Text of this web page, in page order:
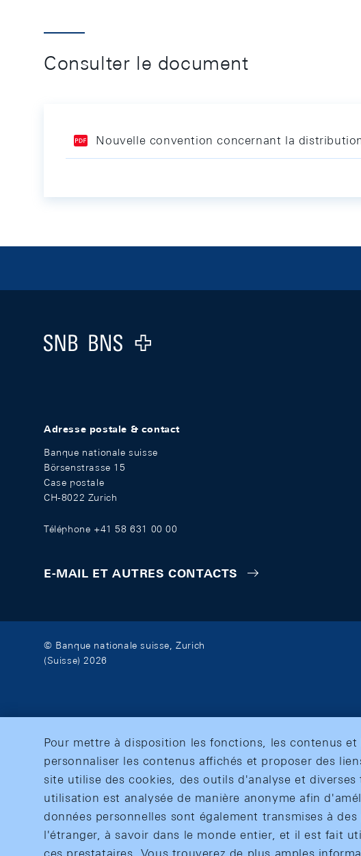
Consulter le document
Nouvelle convention concernant la
Logo
Adresse postale & contact
Banque nationale suisse
Börsenstrasse 15
Case postale
CH-8022 Zurich
Téléphone +41 58 631 00 00
E-MAIL ET AUTRES CONTACTS
© Banque nationale suisse, Zurich
(Suisse) 2026
Pour mettre à disposition les fonctions, les contenus et
personnaliser les contenus affichés et proposer des
site utilise des cookies, des outils d'analyse et
utilisation est analysée de manière anonyme afin
données personnelles sont également transmises à
l'étranger, à savoir dans le monde entier, et il est fait